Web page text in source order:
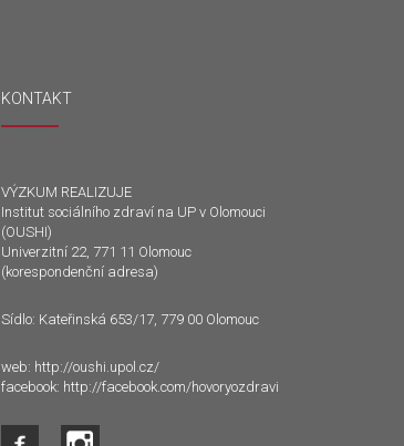
KONTAKT
VÝZKUM REALIZUJE
Institut sociálního zdraví na UP v Olomouci
(OUSHI)
Univerzitní 22, 771 11 Olomouc
(korespondenční adresa)
Sídlo: Kateřinská 653/17, 779 00 Olomouc
web: http://oushi.upol.cz/
facebook: http://facebook.com/hovoryozdravi